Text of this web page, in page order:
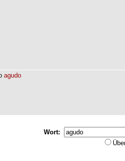
agudo
Wort: